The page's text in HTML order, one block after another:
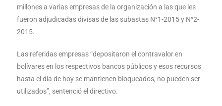
millones a varias empresas de la organización a las que les
fueron adjudicadas divisas de las subastas N°1-2015 y N°2-
2015.
Las referidas empresas “depositaron el contravalor en
bolívares en los respectivos bancos públicos y esos recursos
hasta el día de hoy se mantienen bloqueados, no pueden ser
utilizados”, sentenció el directivo.